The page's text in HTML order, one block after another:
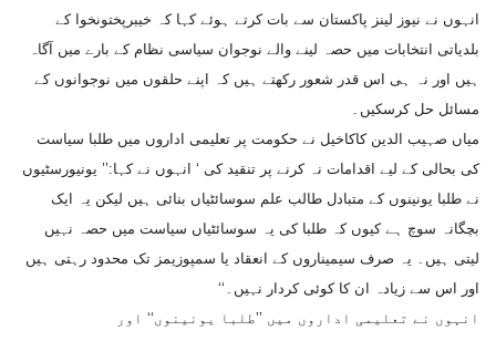
انہوں نے نیوز لینز پاکستان سے بات کرتے ہوئے کہا کہ خیبرپختونخوا کے
بلدیاتی انتخابات میں حصہ لینے والے نوجوان سیاسی نظام کے بارے میں آگاہ
ہیں اور نہ ہی اس قدر شعور رکھتے ہیں کہ اپنے حلقوں میں نوجوانوں کے
مسائل حل کرسکیں۔
میاں صہیب الدین کاکاخیل نے حکومت پر تعلیمی اداروں میں طلبا سیاست
کی بحالی کے لیے اقدامات نہ کرنے پر تنقید کی ‘ انہوں نے کہا:’’ یونیورسٹیوں
نے طلبا یونینوں کے متبادل طالب علم سوسائٹیاں بنائی ہیں لیکن یہ ایک
بچگانہ سوچ ہے کیوں کہ طلبا کی یہ سوسائٹیاں سیاست میں حصہ نہیں
لیتی ہیں۔ یہ صرف سیمیناروں کے انعقاد یا سمپوزیمز تک محدود رہتی ہیں
اور اس سے زیادہ ان کا کوئی کردار نہیں۔‘‘
انہوں نے تعلیمی اداروں میں ’’طلبا یونینوں‘‘ اور